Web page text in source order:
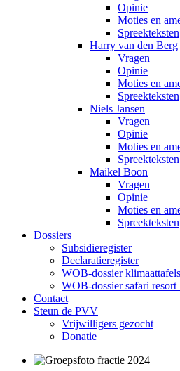
Opinie
Moties en
Spreekteksten
Harry van den Berg
Vragen
Opinie
Moties en
Spreekteksten
Niels Jansen
Vragen
Opinie
Moties en
Spreekteksten
Maikel Boon
Vragen
Opinie
Moties en
Spreekteksten
Dossiers
Subsidieregister
Declaratieregister
WOB-dossier
WOB-dossier safari resort
Contact
Steun de PVV
Vrijwilligers gezocht
Donatie